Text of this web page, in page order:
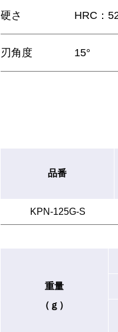
硬さ HRC：
刃角度 15°
品番
KPN-125G-S
重量
（ｇ）